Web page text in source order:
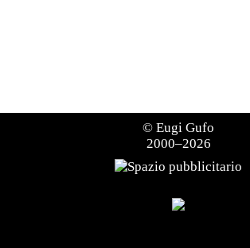
© Eugi Gufo
2000–2026